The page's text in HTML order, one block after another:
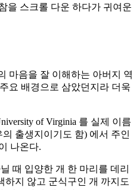
을 스크롤 다운 하다가 귀여운
마음을 잘 이해하는 아버지 역
요 배경으로 삼았던지라 더욱
of Virginia 를 실제 이름
출생지이기도 함) 에서 주인
나온다.
때 입양한 개 한 마리를 데리
하지 않고 군식구인 개 까지도